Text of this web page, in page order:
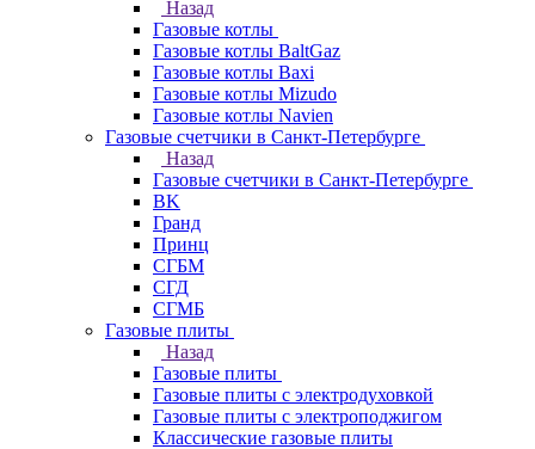
Назад
Газовые котлы
Газовые котлы BaltGaz
Газовые котлы Baxi
Газовые котлы Mizudo
Газовые котлы Navien
Газовые счетчики в Санкт-Петербурге
Назад
Газовые счетчики в Санкт-Петербурге
BK
Гранд
Принц
СГБМ
СГД
СГМБ
Газовые плиты
Назад
Газовые плиты
Газовые плиты с электродуховкой
Газовые плиты с электроподжигом
Классические газовые плиты